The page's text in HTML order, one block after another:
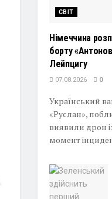
СВІТ
Німеччина
борту
Лейпцигу
07.08.2026 0
Український
«Руслан»,
виявили дрон
момент